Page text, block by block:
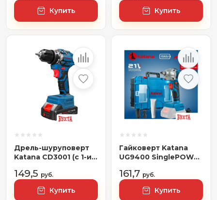
Купить Купить
Дрель-шуруповерт
Katana CD3001 (с 1-им
149,5 руб.
Купить
Гайковерт Katana
UG9400 SinglePOWER
161,7 руб.
Купить